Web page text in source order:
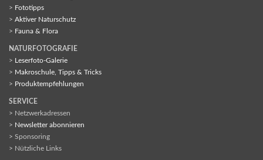
> Fototipps
> Aktiver Naturschutz
> Fauna & Flora
NATURFOTOGRAFIE
> Leserfoto-Galerie
> Makroschule, Tipps & Tricks
> Produktempfehlungen
SERVICE
> Netzwerkadressen
> Newsletter abonnieren
> Sponsoring
> Nützliche Links